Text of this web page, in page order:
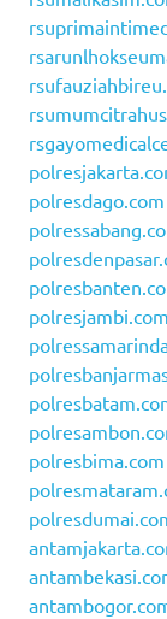
polresdago.com
polresjambi.com
polresbima.com